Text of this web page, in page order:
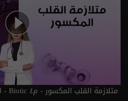
متلازمة القلب المكسور - م٤ Biotic - الحلقة ٣٠ | الموسم 4